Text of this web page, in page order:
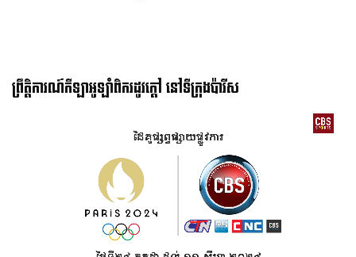
ព្រឹត្តិការណ៍កីឡាអូឡាំពិករដូវក្ដៅ នៅទីក្រុងប៉ារីស